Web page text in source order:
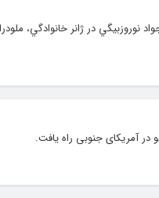
نوروزبيگي در ژانر خانوادگي،
در آمریکای جنوبی راه یافت.